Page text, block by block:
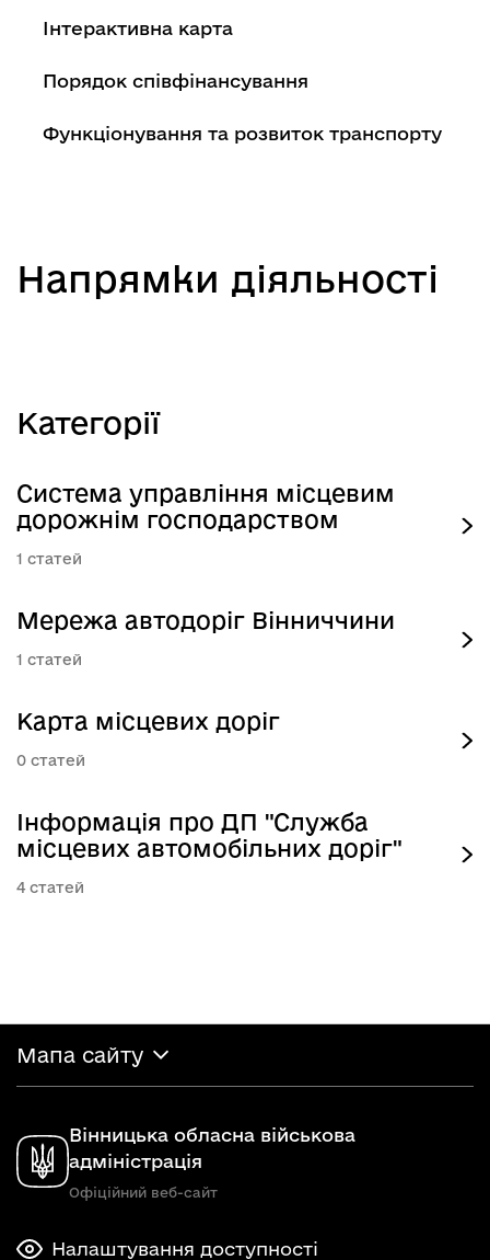
Інтерактивна карта
Порядок співфінансування
Функціонування та розвиток транспорту
Напрямки діяльності
Категорії
Система управління місцевим
дорожнім господарством
1
Мережа автодоріг Вінниччини
1
Карта місцевих доріг
0
Інформація про ДП "Служба
місцевих автомобільних доріг"
4
Мапа сайту
Вінницька обласна військова
адміністрація
Офіційний веб-сайт
Налаштування доступності